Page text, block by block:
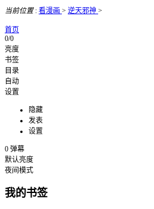
当前位置: 看漫画 > 逆天邪神 >
首页
0/0
亮度
书签
目录
自动
设置
隐藏
发表
设置
0 弹幕
默认亮度
夜间模式
我的书签